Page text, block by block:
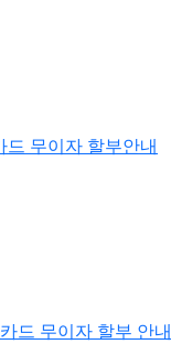
무이자 할부안내
드 무이자 할부 안내